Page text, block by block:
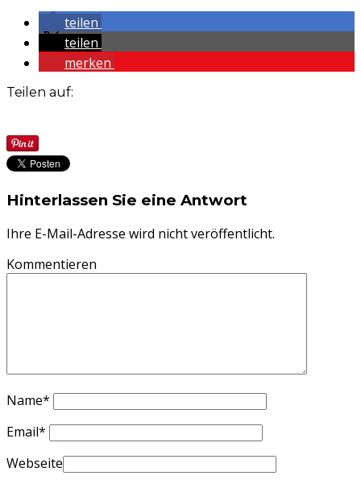
teilen
teilen
merken
Teilen auf:
Hinterlassen Sie eine Antwort
Ihre E-Mail-Adresse wird nicht veröffentlicht.
Kommentieren
Name*
Email*
Webseite